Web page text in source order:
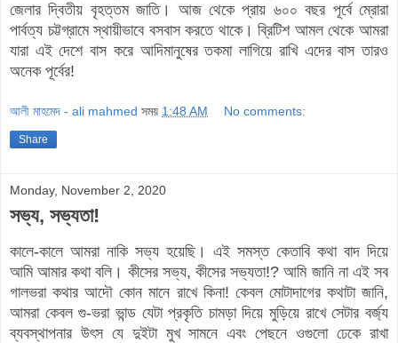
জেলার দ্বিতীয় বৃহত্তম জাতি। আজ থেকে প্রায় ৬০০ বছর পূর্বে ম্রোরা
পার্বত্য চট্টগ্রামে স্থায়ীভাবে বসবাস করতে থাকে। ব্রিটিশ আমল থেকে আমরা
যারা এই দেশে বাস করে আদিমানুষের তকমা লাগিয়ে রাখি এদের বাস তারও
অনেক পূর্বের!
আলী মাহমেদ - ali mahmed সময় 1:48 AM No comments:
Share
Monday, November 2, 2020
সভ্য, সভ্যতা!
কালে-কালে আমরা নাকি সভ্য হয়েছি। এই সমস্ত কেতাবি কথা বাদ দিয়ে
আমি আমার কথা বলি। কীসের সভ্য, কীসের সভ্যতা!? আমি জানি না এই সব
গালভরা কথার আদৌ কোন মানে রাখে কিনা! কেবল মোটাদাগের কথাটা জানি,
আমরা কেবল গু-ভরা ভান্ড যেটা প্রকৃতি চামড়া দিয়ে মুড়িয়ে রাখে সেটার বর্জ্য
ব্যবস্থাপনার উৎস যে দুইটা মুখ সামনে এবং পেছনে ওগুলো ঢেকে রাখা